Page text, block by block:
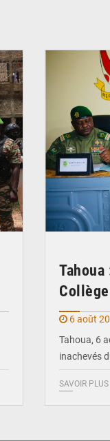
6 août
Tahoua, 6
inachevés
SAVOIR PLUS